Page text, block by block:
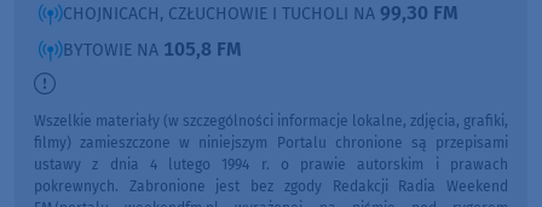
CHOJNICACH, CZŁUCHOWIE I TUCHOLI NA 99,30 FM
BYTOWIE NA 105,8 FM
Wszelkie materiały (w szczególności informacje lokalne, zdjęcia, grafiki,
filmy) zamieszczone w niniejszym Portalu chronione są przepisami
ustawy z dnia 4 lutego 1994 r. o prawie autorskim i prawach
pokrewnych. Zabronione jest bez zgody Redakcji Radia Weekend